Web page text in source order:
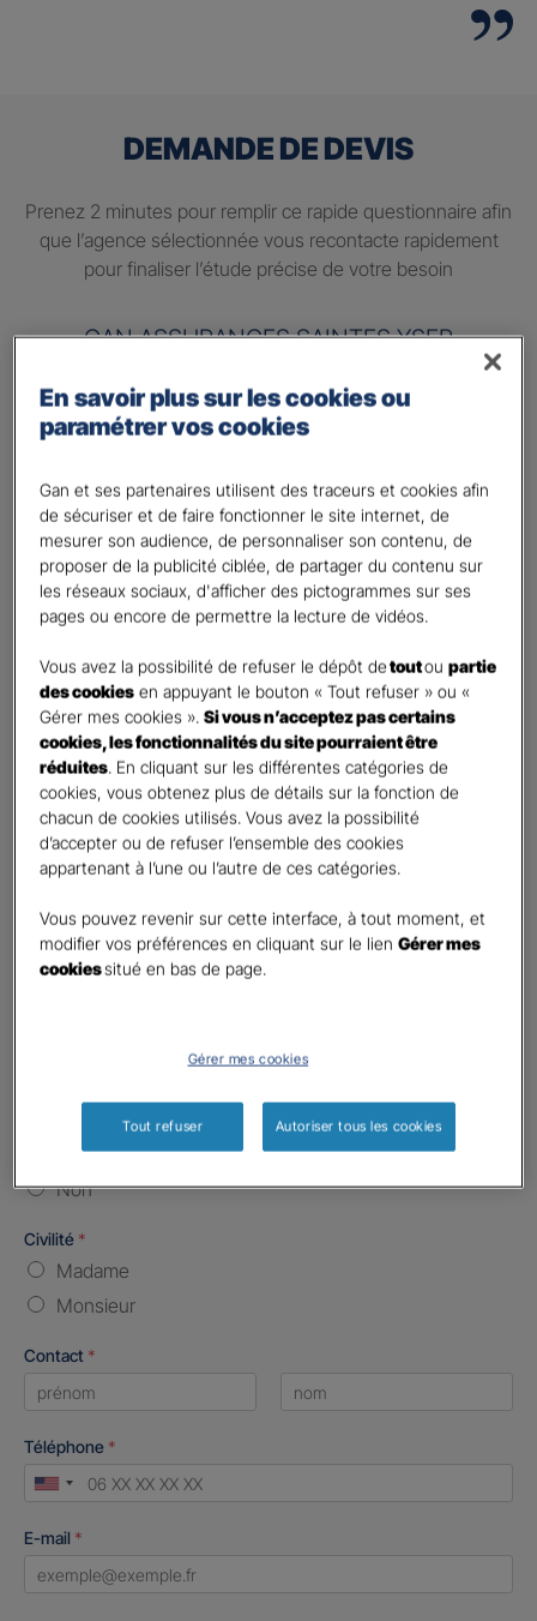
DEMANDE DE DEVIS
Prenez 2 minutes pour remplir ce rapide questionnaire afin
que l’agence sélectionnée vous recontacte rapidement
pour finaliser l’étude précise de votre besoin
GAN ASSURANCES SAINTES YSER
Information sur votre besoin :
Préparer ma retraite
Percevoir un complément de revenu régulier à la
retraite
Percevoir un capital
Autre besoin
Etes-vous déjà titulaire d’un contrat Retraite ? *
Oui
Non
Quel est votre statut professionnel ?*
TNS (Travailleur non salarié)
Salarié
Le saviez-vous ?
Le PER individuel est un produit d'épargne à long terme qui vous permet d'obtenir une
Vos informations :
Etes-vous déjà client Gan assurances ?*
Oui
Non
Civilité *
Madame
Monsieur
Contact *
Téléphone *
United
+1
E-mail *
En savoir plus sur les cookies ou
paramétrer vos cookies
Gan et ses partenaires utilisent des traceurs et cookies afin
de sécuriser et de faire fonctionner le site internet, de
mesurer son audience, de personnaliser son contenu, de
proposer de la publicité ciblée, de partager du contenu sur
les réseaux sociaux, d'afficher des pictogrammes sur ses
pages ou encore de permettre la lecture de vidéos.
Vous avez la possibilité de refuser le dépôt detoutoupartie
des cookies en appuyant le bouton « Tout refuser » ou «
Gérer mes cookies ».Si vous n’acceptez pas certains
cookies, les fonctionnalités du site pourraient être
réduites. En cliquant sur les différentes catégories de
cookies, vous obtenez plus de détails sur la fonction de
chacun de cookies utilisés. Vous avez la possibilité
d’accepter ou de refuser l’ensemble des cookies
appartenant à l’une ou l’autre de ces catégories.
Vous pouvez revenir sur cette interface, à tout moment, et
modifier vos préférences en cliquant sur le lienGérer mes
cookiessitué en bas de page.
Gérer mes cookies
Tout refuser Autoriser tous les cookies